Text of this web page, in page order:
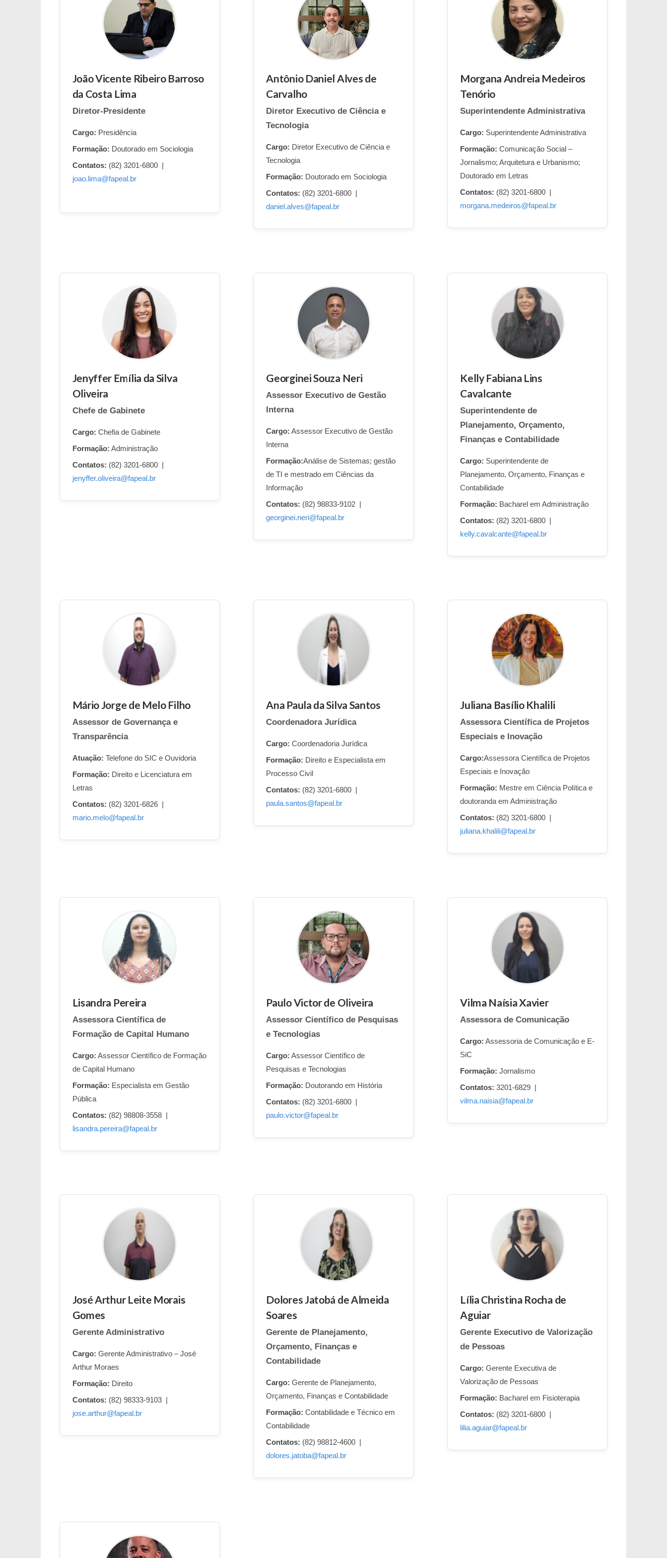
João Vicente Ribeiro Barroso
da Costa Lima
Diretor-Presidente
Cargo: Presidência
Formação: Doutorado em Sociologia
Contatos: (82) 3201-6800 |
joao.lima@fapeal.br
Antônio Daniel Alves de
Carvalho
Diretor Executivo de Ciência e
Tecnologia
Cargo: Diretor Executivo de Ciência e
Tecnologia
Formação: Doutorado em Sociologia
Contatos: (82) 3201-6800 |
daniel.alves@fapeal.br
Morgana Andreia Medeiros
Tenório
Superintendente Administrativa
Cargo: Superintendente Administrativa
Formação: Comunicação Social –
Jornalismo; Arquitetura e Urbanismo;
Doutorado em Letras
Contatos: (82) 3201-6800 |
morgana.medeiros@fapeal.br
Jenyffer Emília da Silva
Oliveira
Chefe de Gabinete
Cargo: Chefia de Gabinete
Formação: Administração
Contatos: (82) 3201-6800 |
jenyffer.oliveira@fapeal.br
Georginei Souza Neri
Assessor Executivo de Gestão
Interna
Cargo: Assessor Executivo de Gestão
Interna
Formação:Análise de Sistemas; gestão
de TI e mestrado em Ciências da
Informação
Contatos: (82) 98833-9102 |
georginei.neri@fapeal.br
Kelly Fabiana Lins
Cavalcante
Superintendente de
Planejamento, Orçamento,
Finanças e Contabilidade
Cargo: Superintendente de
Planejamento, Orçamento, Finanças e
Contabilidade
Formação: Bacharel em Administração
Contatos: (82) 3201-6800 |
kelly.cavalcante@fapeal.br
Mário Jorge de Melo Filho
Assessor de Governança e
Transparência
Atuação: Telefone do SIC e Ouvidoria
Formação: Direito e Licenciatura em
Letras
Contatos: (82) 3201-6826 |
mario.melo@fapeal.br
Ana Paula da Silva Santos
Coordenadora Jurídica
Cargo: Coordenadoria Jurídica
Formação: Direito e Especialista em
Processo Civil
Contatos: (82) 3201-6800 |
paula.santos@fapeal.br
Juliana Basílio Khalili
Assessora Científica de Projetos
Especiais e Inovação
Cargo:Assessora Científica de Projetos
Especiais e Inovação
Formação: Mestre em Ciência Política e
doutoranda em Administração
Contatos: (82) 3201-6800 |
juliana.khalili@fapeal.br
Lisandra Pereira
Assessora Científica de
Formação de Capital Humano
Cargo: Assessor Científico de Formação
de Capital Humano
Formação: Especialista em Gestão
Pública
Contatos: (82) 98808-3558 |
lisandra.pereira@fapeal.br
Paulo Victor de Oliveira
Assessor Científico de Pesquisas
e Tecnologias
Cargo: Assessor Científico de
Pesquisas e Tecnologias
Formação: Doutorando em História
Contatos: (82) 3201-6800 |
paulo.victor@fapeal.br
Vilma Naísia Xavier
Assessora de Comunicação
Cargo: Assessoria de Comunicação e E-
SiC
Formação: Jornalismo
Contatos: 3201-6829 |
vilma.naisia@fapeal.br
José Arthur Leite Morais
Gomes
Gerente Administrativo
Cargo: Gerente Administrativo – José
Arthur Moraes
Formação: Direito
Contatos: (82) 98333-9103 |
jose.arthur@fapeal.br
Dolores Jatobá de Almeida
Soares
Gerente de Planejamento,
Orçamento, Finanças e
Contabilidade
Cargo: Gerente de Planejamento,
Orçamento, Finanças e Contabilidade
Formação: Contabilidade e Técnico em
Contabilidade
Contatos: (82) 98812-4600 |
dolores.jatoba@fapeal.br
Lília Christina Rocha de
Aguiar
Gerente Executivo de Valorização
de Pessoas
Cargo: Gerente Executiva de
Valorização de Pessoas
Formação: Bacharel em Fisioterapia
Contatos: (82) 3201-6800 |
lilia.aguiar@fapeal.br